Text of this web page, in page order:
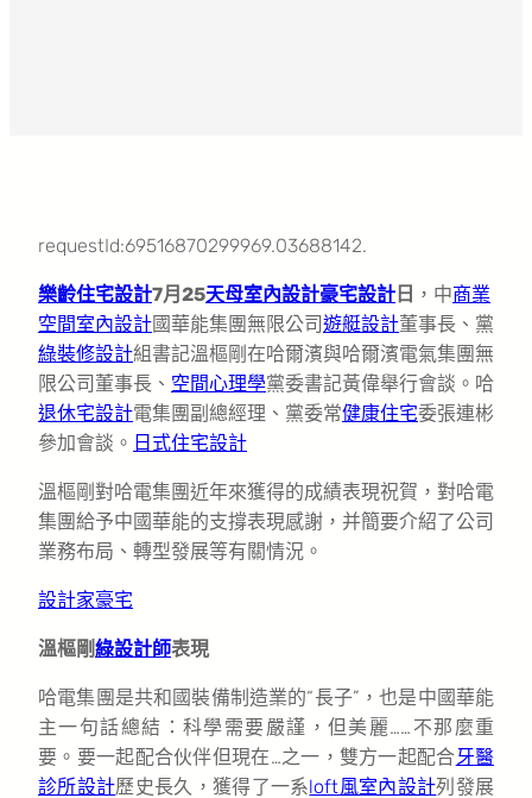
requestId:69516870299969.03688142.
樂齡住宅設計7月25天母室內設計豪宅設計 日 ，中商業
空間室內設計國華能集團無限公司遊艇設計董事長、黨
綠裝修設計組書記溫樞剛在哈爾濱與哈爾濱電氣集團無
限公司董事長、 空間心理學黨委書記黃偉舉行會談。哈
退休宅設計電集團副總經理、黨委常健康住宅委張連彬
參加會談。 日式住宅設計
溫樞剛對哈電集團近年來獲得的成績表現祝賀，對哈電
集團給予中國華能的支撐表現感謝，并簡要介紹了公司
業務布局、轉型發展等有關情況。
設計家豪宅
溫樞剛綠設計師表現
哈電集團是共和國裝備制造業的“長子”，也是中國華能
主一句話總結：科學需要嚴謹，但美麗……不那麼重
要。要一起配合伙伴但現在…之一，雙方一起配合牙醫
診所設計歷史長久，獲得了一系loft風室內設計列發展